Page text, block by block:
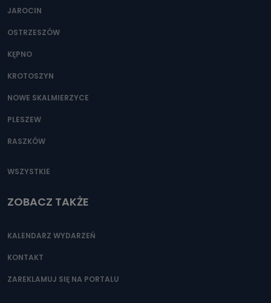
JAROCIN
OSTRZESZÓW
KĘPNO
KROTOSZYN
NOWE SKALMIERZYCE
PLESZEW
RASZKÓW
WSZYSTKIE
ZOBACZ TAKŻE
KALENDARZ WYDARZEŃ
KONTAKT
ZAREKLAMUJ SIĘ NA PORTALU